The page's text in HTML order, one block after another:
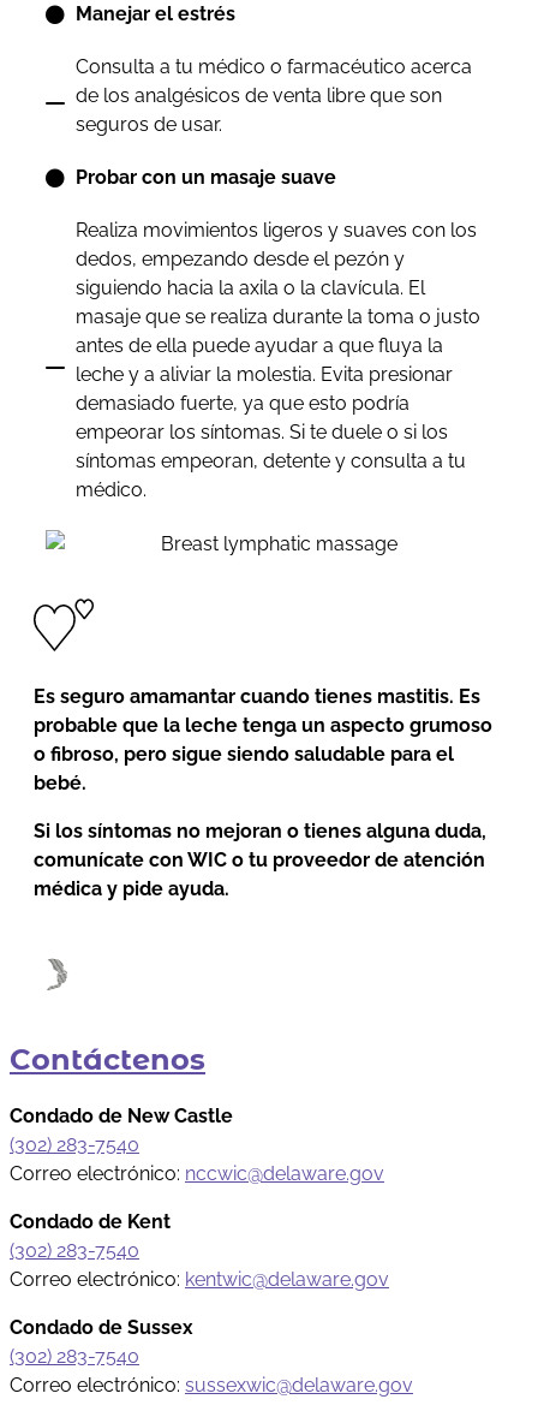
Manejar el estrés
Consulta a tu médico o farmacéutico acerca
de los analgésicos de venta libre que son
seguros de usar.
Probar con un masaje suave
Realiza movimientos ligeros y suaves con los
dedos, empezando desde el pezón y
siguiendo hacia la axila o la clavícula. El
masaje que se realiza durante la toma o justo
antes de ella puede ayudar a que fluya la
leche y a aliviar la molestia. Evita presionar
demasiado fuerte, ya que esto podría
empeorar los síntomas. Si te duele o si los
síntomas empeoran, detente y consulta a tu
médico.
Es seguro amamantar cuando tienes mastitis. Es
probable que la leche tenga un aspecto grumoso
o fibroso, pero sigue siendo saludable para el
bebé.
Si los síntomas no mejoran o tienes alguna duda,
comunícate con WIC o tu proveedor de atención
médica y pide ayuda.
Contáctenos
Condado de New Castle
(302) 283-7540
Correo electrónico: nccwic@delaware.gov
Condado de Kent
(302) 283-7540
Correo electrónico: kentwic@delaware.gov
Condado de Sussex
(302) 283-7540
Correo electrónico: sussexwic@delaware.gov